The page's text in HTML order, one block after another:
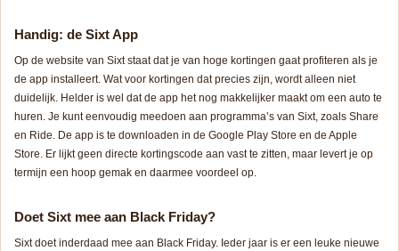
Handig: de Sixt App
Op de website van Sixt staat dat je van hoge kortingen gaat profiteren als je
de app installeert. Wat voor kortingen dat precies zijn, wordt alleen niet
duidelijk. Helder is wel dat de app het nog makkelijker maakt om een auto te
huren. Je kunt eenvoudig meedoen aan programma’s van Sixt, zoals Share
en Ride. De app is te downloaden in de Google Play Store en de Apple
Store. Er lijkt geen directe kortingscode aan vast te zitten, maar levert je op
termijn een hoop gemak en daarmee voordeel op.
Doet Sixt mee aan Black Friday?
Sixt doet inderdaad mee aan Black Friday. Ieder jaar is er een leuke nieuwe